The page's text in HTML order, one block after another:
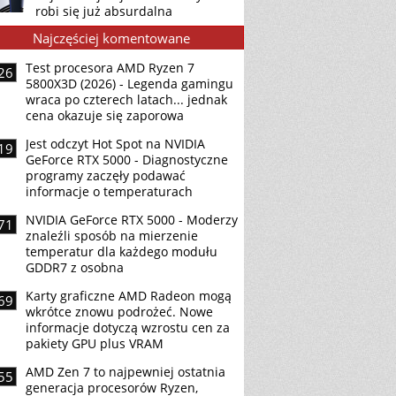
robi się już absurdalna
Najczęściej komentowane
Test procesora AMD Ryzen 7
5800X3D (2026) - Legenda gamingu
wraca po czterech latach... jednak
cena okazuje się zaporowa
Jest odczyt Hot Spot na NVIDIA
GeForce RTX 5000 - Diagnostyczne
programy zaczęły podawać
informacje o temperaturach
NVIDIA GeForce RTX 5000 - Moderzy
znaleźli sposób na mierzenie
temperatur dla każdego modułu
GDDR7 z osobna
Karty graficzne AMD Radeon mogą
wkrótce znowu podrożeć. Nowe
informacje dotyczą wzrostu cen za
pakiety GPU plus VRAM
AMD Zen 7 to najpewniej ostatnia
generacja procesorów Ryzen,